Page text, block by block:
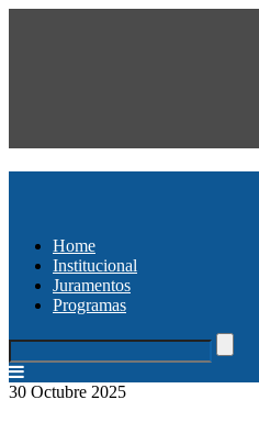
Home
Institucional
Juramentos
Programas
30 Octubre 2025